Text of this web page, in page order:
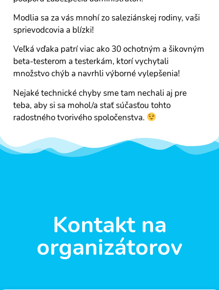
Modlia sa za vás mnohí zo saleziánskej rodiny, vaši
sprievodcovia a blízki!
Veľká vďaka patrí viac ako 30 ochotným a šikovným
beta-testerom a testerkám, ktorí vychytali
množstvo chýb a navrhli výborné vylepšenia!
Nejaké technické chyby sme tam nechali aj pre
teba, aby si sa mohol/a stať súčasťou tohto
radostného tvorivého spoločenstva.
Kontakt na
organizátorov